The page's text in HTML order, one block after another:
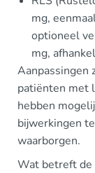
mg,
optioneel
mg,
Aanpassingen
patiënten met
hebben
bijwerkingen
waarborgen.
Wat betreft de